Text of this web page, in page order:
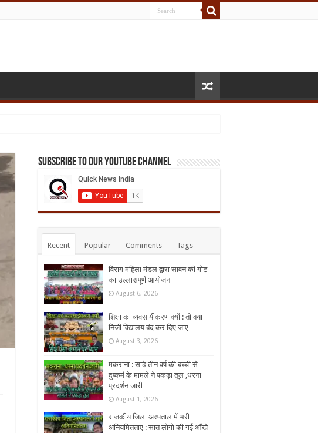
Subscribe to our Youtube Channel
Recent Popular Comments Tags
विराग महिला मंडल द्वारा सावन की गोट
का उल्लासपूर्ण आयोजन
August 6, 2026
शिक्षा का व्यवसायीकरण क्यों : तो क्या
निजी विद्यालय बंद कर दिए जाए
August 3, 2026
मकराना : साढ़े तीन वर्ष की बच्ची से
दुष्कर्म के मामले ने पकड़ा तूल ,धरना
प्रदर्शन जारी
August 1, 2026
राजकीय जिला अस्पताल में भरी
अनियमितताए : सात लोगो की गई आँखे